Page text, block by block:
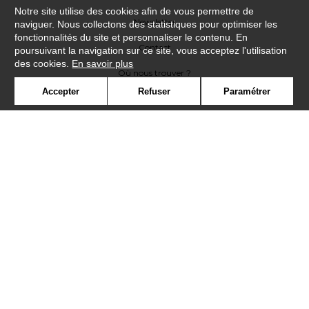
Newsletter
Contact
Où nous trouver ?
Notre site utilise des cookies afin de vous permettre de
naviguer. Nous collectons des statistiques pour optimiser les
fonctionnalités du site et personnaliser le contenu. En
poursuivant la navigation sur ce site, vous acceptez l'utilisation
des cookies. En savoir plus
Accepter Refuser Paramétrer